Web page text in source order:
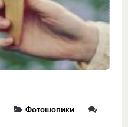
Фотошопики